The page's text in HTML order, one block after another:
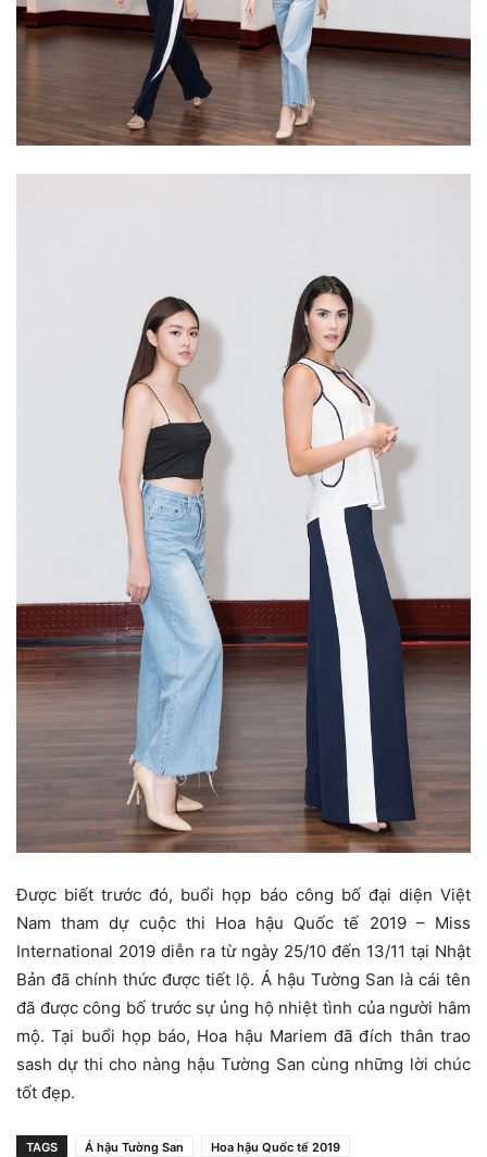
Được biết trước đó, buổi họp báo công bố đại diện Việt
Nam tham dự cuộc thi Hoa hậu Quốc tế 2019 – Miss
International 2019 diễn ra từ ngày 25/10 đến 13/11 tại Nhật
Bản đã chính thức được tiết lộ. Á hậu Tường San là cái tên
đã được công bố trước sự ủng hộ nhiệt tình của người hâm
mộ. Tại buổi họp báo, Hoa hậu Mariem đã đích thân trao
sash dự thi cho nàng hậu Tường San cùng những lời chúc
tốt đẹp.
TAGS Á hậu Tường San
Hoa hậu Quốc tế 2019